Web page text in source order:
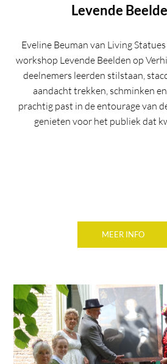
Levende
Eveline Beuman van Living
workshop Levende Beelden op
deelnemers leerden stilstaan,
aandacht trekken, schminken
prachtig past in de entourage van
genieten voor het publiek dat
MEER INFO